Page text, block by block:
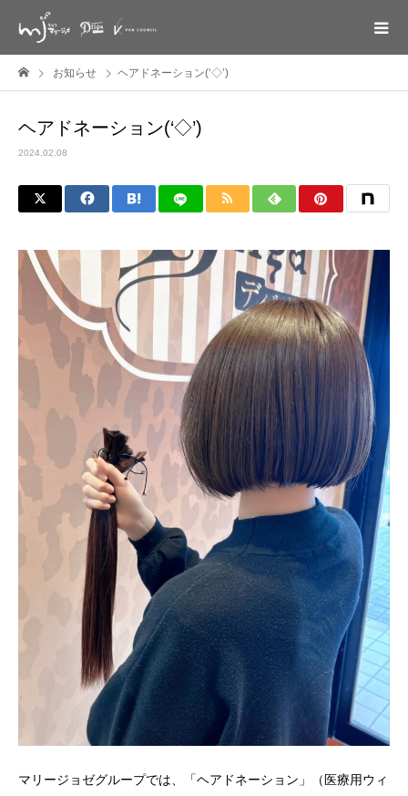
お知らせ ヘアドネーション(‘◇’)ゞ
ヘアドネーション(‘◇’)ゞ
2024.02.08
マリージョゼグループでは、「ヘアドネーション」（医療用ウィ